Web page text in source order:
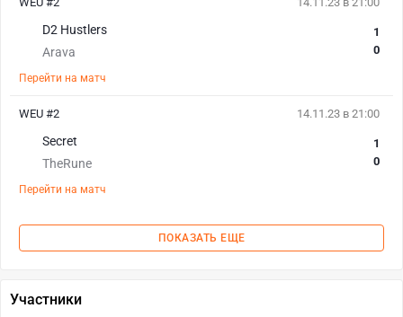
D2 Hustlers
Arava
1
0
Перейти на матч
14.11.23 в 21:00
Secret
TheRune
1
0
Перейти на матч
WEU #2
ПОКАЗАТЬ ЕЩЕ
Участники